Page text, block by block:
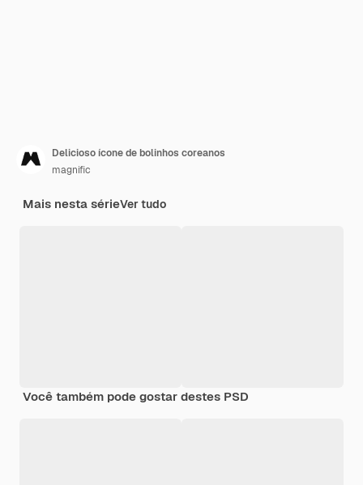
Delicioso ícone de bolinhos coreanos
magnific
Mais nesta sérieVer tudo
Você também pode gostar destes PSD